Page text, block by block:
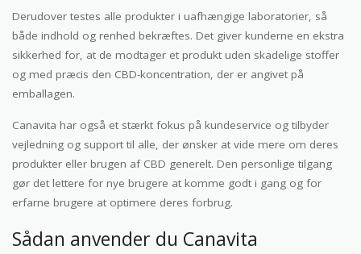
Derudover testes alle produkter i uafhængige laboratorier, så
både indhold og renhed bekræftes. Det giver kunderne en ekstra
sikkerhed for, at de modtager et produkt uden skadelige stoffer
og med præcis den CBD-koncentration, der er angivet på
emballagen.
Canavita har også et stærkt fokus på kundeservice og tilbyder
vejledning og support til alle, der ønsker at vide mere om deres
produkter eller brugen af CBD generelt. Den personlige tilgang
gør det lettere for nye brugere at komme godt i gang og for
erfarne brugere at optimere deres forbrug.
Sådan anvender du Canavita